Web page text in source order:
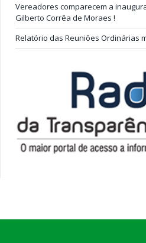
Vereadores comparecem a
Gilberto Corrêa de Moraes !
Relatório das Reuniões Ordinárias